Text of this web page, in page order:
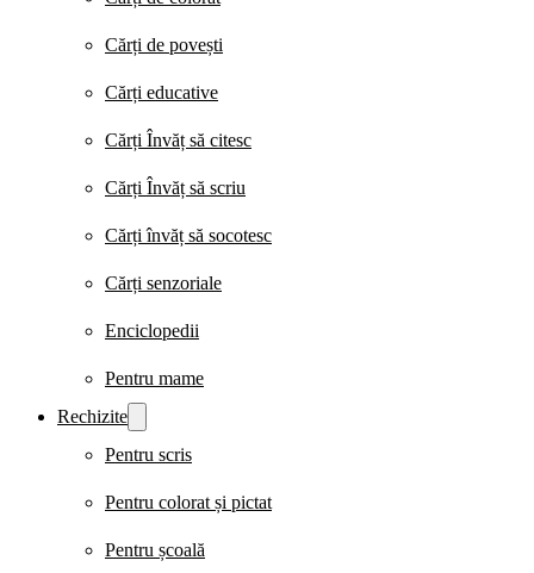
Cărți de povești
Cărți educative
Cărți Învăț să citesc
Cărți Învăț să scriu
Cărți învăț să socotesc
Cărți senzoriale
Enciclopedii
Pentru mame
Rechizite
Pentru scris
Pentru colorat și pictat
Pentru școală